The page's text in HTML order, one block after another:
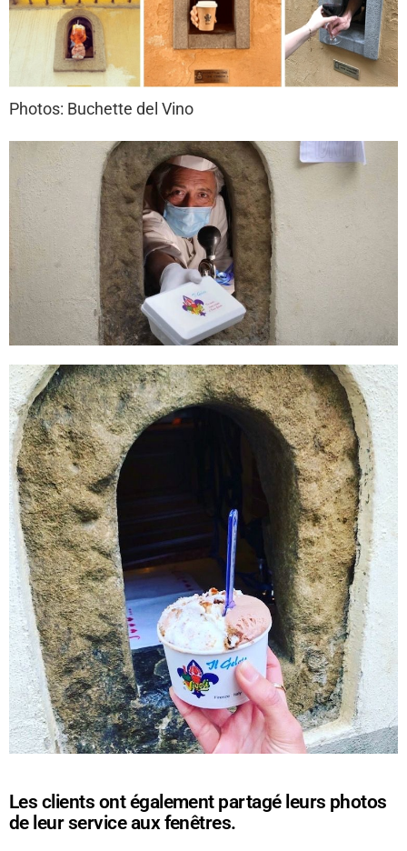
Photos: Buchette del Vino
Les clients ont également partagé leurs photos
de leur service aux fenêtres.